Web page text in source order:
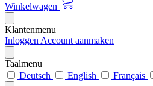
Winkelwagen
Klantenmenu
Inloggen Account aanmaken
Taalmenu
Deutsch
English Français